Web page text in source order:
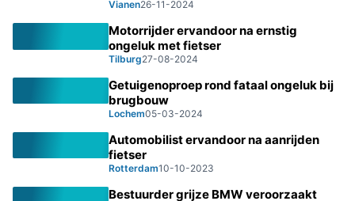
Vianen26-11-2024
Motorrijder ervandoor na ernstig
ongeluk met fietser
Tilburg27-08-2024
Getuigenoproep rond fataal ongeluk bij
brugbouw
Lochem05-03-2024
Automobilist ervandoor na aanrijden
fietser
Rotterdam10-10-2023
Bestuurder grijze BMW veroorzaakt